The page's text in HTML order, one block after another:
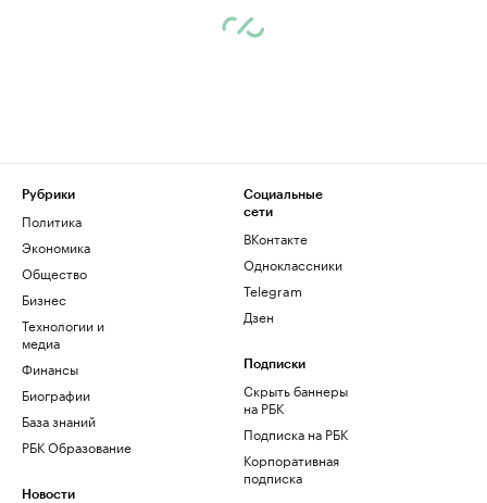
Рубрики
Политика
Экономика
Общество
Бизнес
Технологии и
медиа
Финансы
Биографии
База знаний
РБК Образование
Новости
Социальные
сети
ВКонтакте
Одноклассники
Telegram
Дзен
Подписки
Скрыть баннеры
на РБК
Подписка на РБК
Корпоративная
подписка